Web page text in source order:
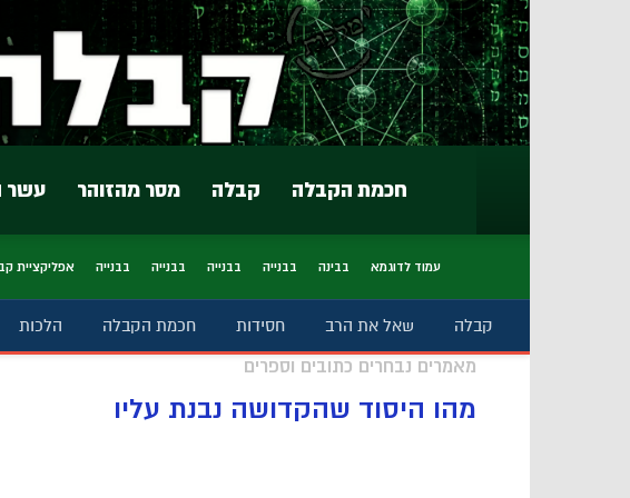
עשר מסר מהזוהר קבלה חכמת הקבלה
עמוד לדוגמא בבינה בבנייה בבנייה בבנייה בבנייה אפליקציית
קבלה שאל את הרב חסידות חכמת הקבלה הלכות
מאמרים נבחרים כתובים וספרים
מהו היסוד שהקדושה נבנת עליו